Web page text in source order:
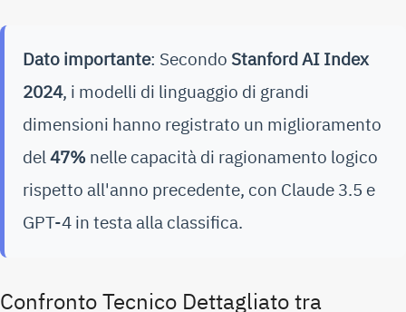
Dato importante: SecondoStanford AI Index
2024, i modelli di linguaggio di grandi
dimensioni hanno registrato un miglioramento
del47% nelle capacità di ragionamento logico
rispetto all'anno precedente, con Claude 3.5 e
GPT-4 in testa alla classifica.
Confronto Tecnico Dettagliato tra